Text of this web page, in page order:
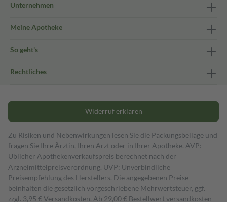
Unternehmen
Meine Apotheke
So geht's
Rechtliches
Widerruf erklären
Zu Risiken und Nebenwirkungen lesen Sie die Packungsbeilage und
fragen Sie Ihre Ärztin, Ihren Arzt oder in Ihrer Apotheke. AVP:
Üblicher Apothekenverkaufspreis berechnet nach der
Arzneimittelpreisverordnung. UVP: Unverbindliche
Preisempfehlung des Herstellers. Die angegebenen Preise
beinhalten die gesetzlich vorgeschriebene Mehrwertsteuer, ggf.
zzgl. 3,95 € Versandkosten. Ab 29,00 € Bestell­wert versand­kosten­